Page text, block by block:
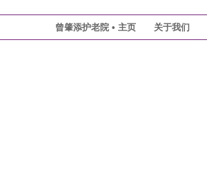
曾肇添护老院 • 主页 关于我们